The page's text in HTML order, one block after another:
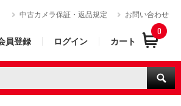
中古カメラ保証・返品規定 お問い合わせ
員登録 ログイン カート
0